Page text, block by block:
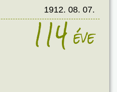
1912. 08. 07.
114éve